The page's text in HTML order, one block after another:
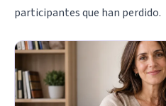
participantes que han perdido.